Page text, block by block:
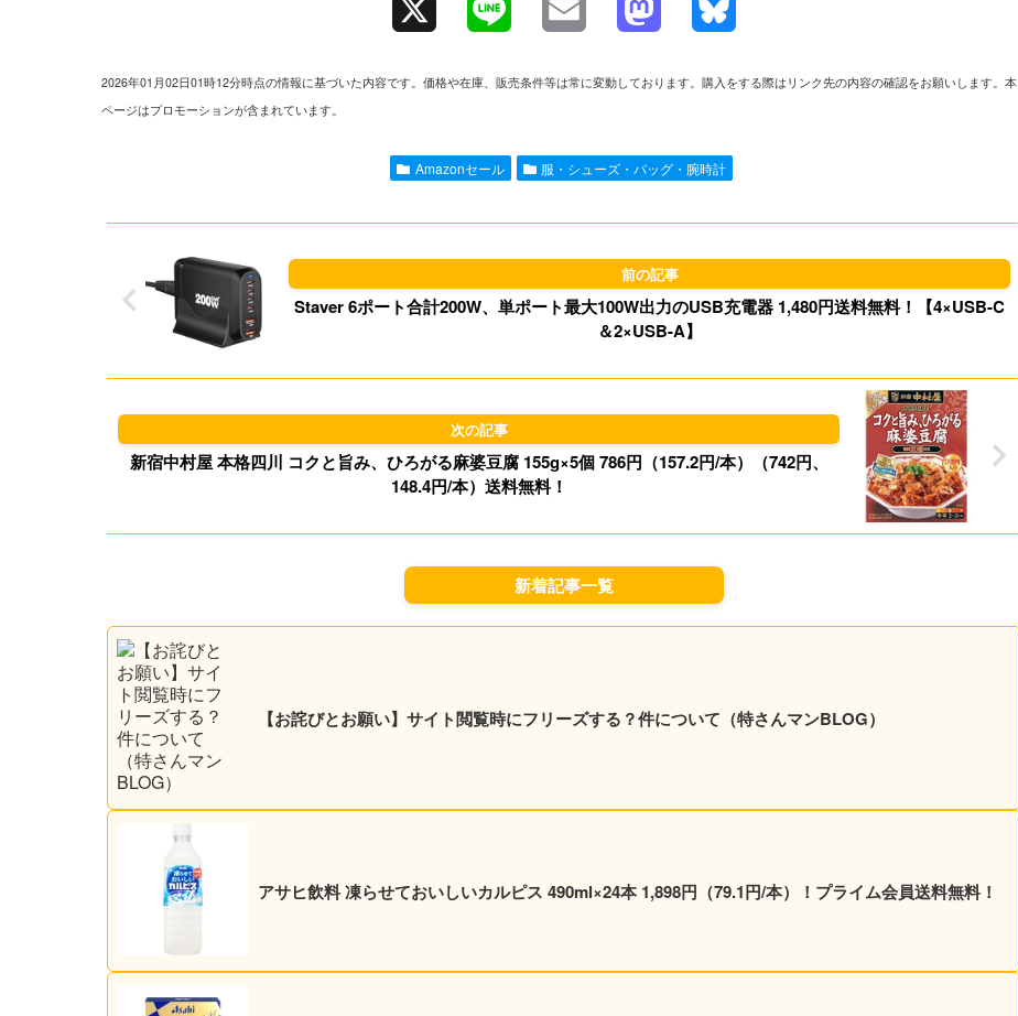
l o
d
o
n
k
2026年01月02日01時12分時点の情報に基づいた内容です。価格や在庫、販売条件等は常に変動しております。購入をする際はリンク先の内容の確認をお願いします。本
ページはプロモーションが含まれています。
Amazonセール 服・シューズ・バッグ・腕時計
Staver 6ポート合計200W、単ポート最大100W出力のUSB充電器 1,480円送料無料！【4×USB-C
＆2×USB-A】
新宿中村屋 本格四川 コクと旨み、ひろがる麻婆豆腐 155g×5個 786円（157.2円/本）（742円、
148.4円/本）送料無料！
新着記事一覧
【お詫びとお願い】サイト閲覧時にフリーズする？件について（特さんマンBLOG）
アサヒ飲料 凍らせておいしいカルピス 490ml×24本 1,898円（79.1円/本）！プライム会員送料無料！